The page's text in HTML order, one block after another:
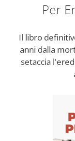
Per
Il libro
anni dalla
setaccia